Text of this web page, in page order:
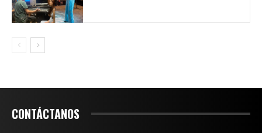
CONTÁCTANOS